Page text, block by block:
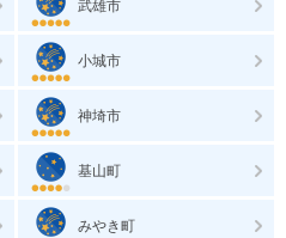
武雄市
小城市
神埼市
基山町
みやき町